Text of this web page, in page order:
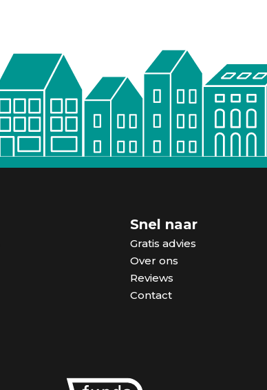
Snel naar
Gratis advies
Over ons
Reviews
Contact